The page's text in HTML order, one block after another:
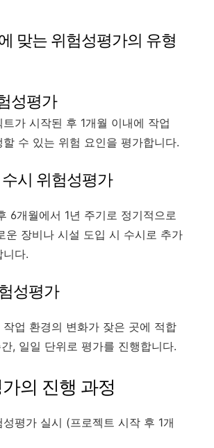
맞는 위험성평가의 유형
성평가
가 시작된 후 1개월 이내에 작업
할 수 있는 위험 요인을 평가합니다.
시 위험성평가
6개월에서 1년 주기로 정기적으로
운 장비나 시설 도입 시 수시로 추가
니다.
성평가
작업 환경의 변화가 잦은 곳에 적합
, 일일 단위로 평가를 진행합니다.
의 진행 과정
성평가 실시 (프로젝트 시작 후 1개